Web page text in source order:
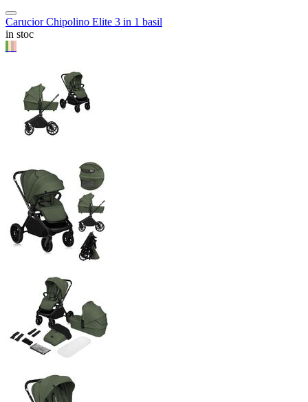
Carucior Chipolino Elite 3 in 1 basil
in stoc